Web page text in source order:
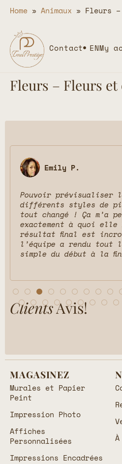
Home » Animaux » Fleurs
Contact ENMy
Fleurs – Fleurs et
Emily P.
Pouvoir prévisualiser
différents styles de
tout changé ! Ça m’a
exactement à quoi
résultat final est
l’équipe a rendu tout
simple du début à la
ClientsAvis!
MAGASINEZ
Murales et Papier
Peint
Impression Photo
Affiches
Personnalisées
Impressions Encadrées